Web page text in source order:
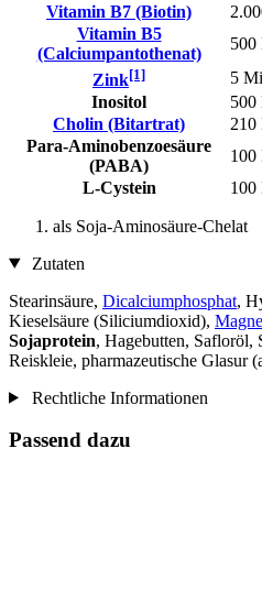
Vitamin B7 (Biotin)
Vitamin B5
(Calciumpantothenat)
500
Zink[1]
5
Inositol
500
Cholin (Bitartrat)
210
Para-Aminobenzoesäure
(PABA)
100
L-Cystein
100
als Soja-Aminosäure-Chelat
Zutaten
Stearinsäure, Dicalciumphosphat,
Kieselsäure (Siliciumdioxid),
Sojaprotein, Hagebutten, Safloröl,
Reiskleie, pharmazeutische Glasur
Rechtliche Informationen
Passend dazu